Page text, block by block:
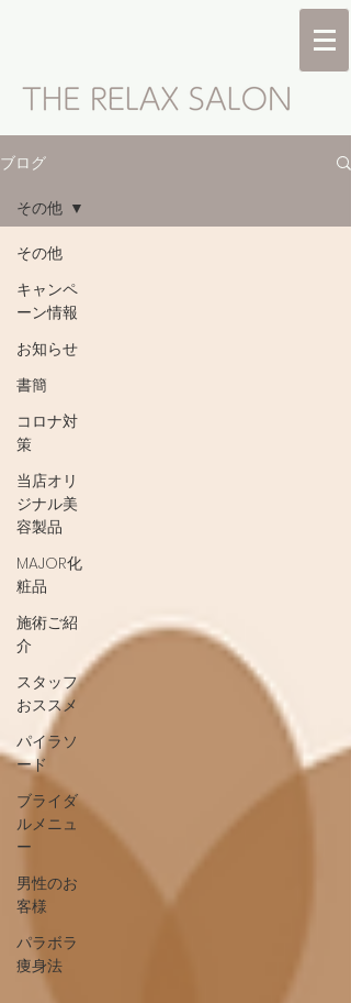
ブログ
その他
キャンペ
ーン情報
お知らせ
書簡
コロナ対
策
当店オリ
ジナル美
容製品
MAJOR化
粧品
施術ご紹
介
スタッフ
おススメ
パイラソ
ード
ブライダ
ルメニュ
ー
男性のお
客様
パラボラ
痩身法
その他